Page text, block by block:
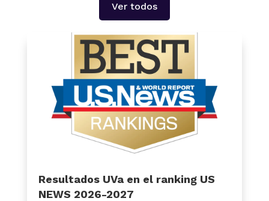
Ver todos
Resultados UVa en el ranking US
NEWS 2026-2027